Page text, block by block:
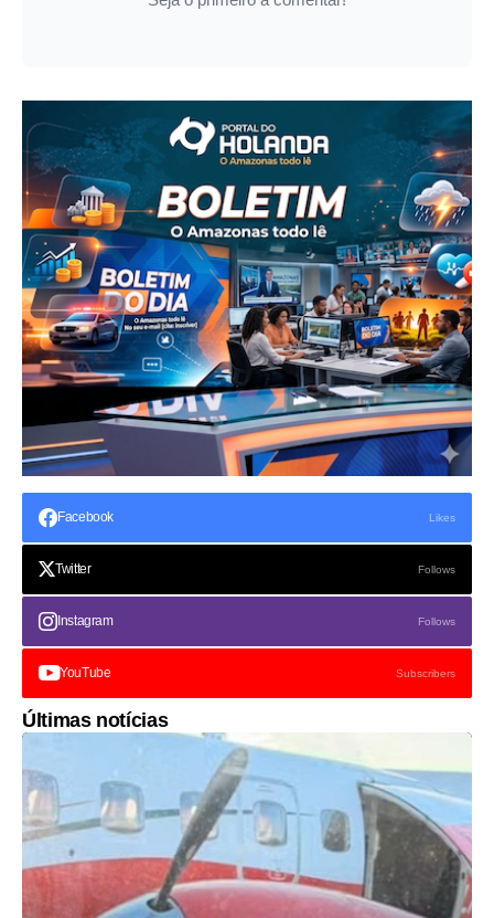
Facebook Likes
Twitter Follows
Instagram Follows
YouTube Subscribers
Últimas notícias